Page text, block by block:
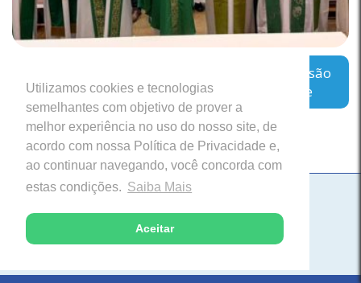
Utilizamos cookies e tecnologias
semelhantes com objetivo de prover a
melhor experiência no uso do nosso site, de
acordo com nossa Política de Privacidade e,
ao continuar navegando, você concorda com
estas condições. Saiba Mais
Aceitar
Regional Leste 2 inicia encontro sobre a missão
das Cúrias Diocesanas em Belo Horizonte
Paróquia Nossa Senhora da Saúde
Itabira, Minas Gerais
Desenvolvido com excelência pela